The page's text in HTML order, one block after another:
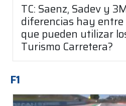
TC: Saenz, Sadev y
diferencias hay entre
que pueden utilizar
Turismo Carretera?
F1